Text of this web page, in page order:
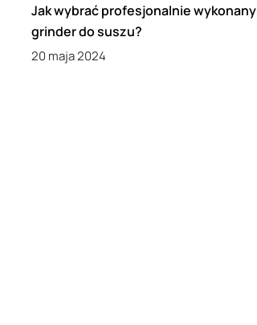
Jak wybrać profesjonalnie wykonany
grinder do suszu?
20 maja 2024